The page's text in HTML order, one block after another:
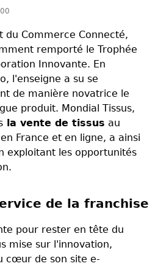
du Commerce Connecté,
remporté le Trophée
Innovante. En
l'enseigne a su se
de manière novatrice le
produit. Mondial Tissus,
la vente de tissus au
France et en ligne, a ainsi
exploitant les opportunités
de la franchise
pour rester en tête du
mise sur l'innovation,
cœur de son site e-